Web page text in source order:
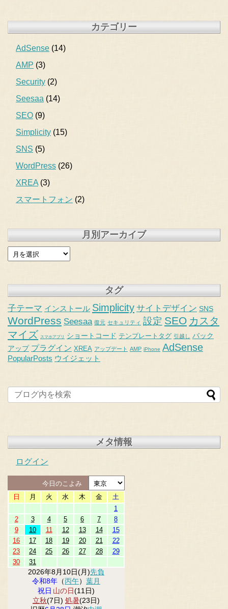
カテゴリー
AdSense (14)
AMP (3)
Security (2)
Seesaa (14)
SEO (9)
Simplicity (15)
SNS (5)
WordPress (26)
XREA(3)
スマートフォン (2)
月別アーカイブ
タグ
子テーマ インストール Simplicity サイトデザイン SNS
WordPress Seesaa 復元 セキュリティ 設定 SEO カスタ
マイズ スマホアプリ ショートコード テンプレートタグ 引越し バック
アップ プラグイン XREA アップデート AMP iPhone AdSense
PopularPosts ウイジェット
メタ情報
ログイン
今日のこよみ
日
月 火 水 木 金
土
1
2
3 4 5 6 7
8
9
10 11 12 13 14
15
16
17 18 19 20 21
22
23
24 25 26 27 28
29
30
31
2026年8月10日(月)先負
令和8年 （丙午） 葉月
祝日 山の日(11日)
立秋(7日) 処暑(23日)